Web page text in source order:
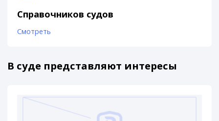
Справочников судов
Смотреть
В суде представляют интересы